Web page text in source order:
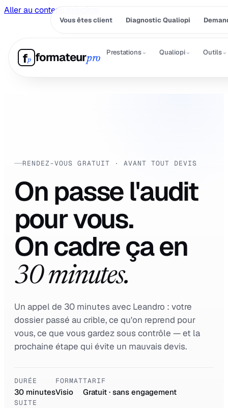
Aller au contenu principal
Vous êtes client Diagnostic Qualiopi
fp formateurpro
Prestations⌄ Qualiopi⌄ Outils⌄
RENDEZ-VOUS GRATUIT · AVANT TOUT DEVIS
On passe l'audit
pour vous.
On cadre ça en
30 minutes.
Un appel de 30 minutes avec Leandro : votre
dossier passé au crible, ce qu'on reprend pour
vous, ce que vous gardez sous contrôle — et la
prochaine étape qui évite un mauvais devis.
DURÉE
30 minutes
FORMAT
Visio
TARIF
Gratuit · sans engagement
SUITE